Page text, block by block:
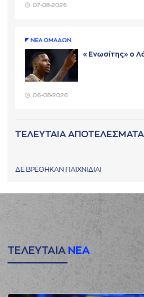
07-08-2026
ΝΕA ΟΜAΔΩΝ
«Ενωσίτης» ο
06-08-2026
ΤΕΛΕΥΤΑΙΑ ΑΠΟΤΕΛΕΣΜΑΤΑ
ΔΕ ΒΡΕΘΗΚΑΝ ΠΑΙΧΝΙΔΙΑ!
ΤΕΛΕΥΤΑΙΑ ΝΕΑ